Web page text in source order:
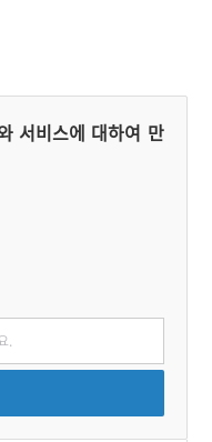
서비스에 대하여 만